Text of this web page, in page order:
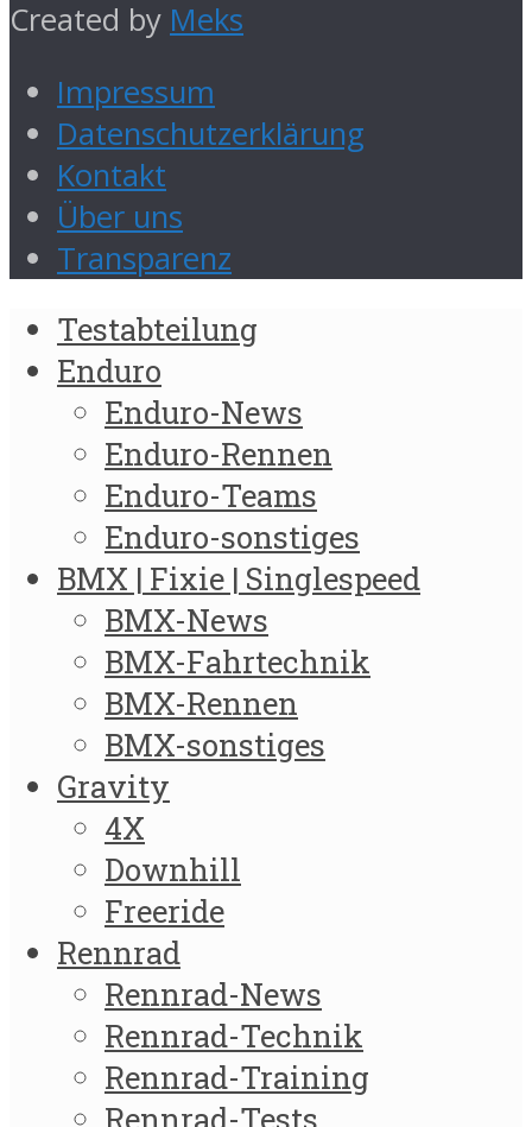
Created by Meks
Impressum
Datenschutzerklärung
Kontakt
Über uns
Transparenz
Testabteilung
Enduro
Enduro-News
Enduro-Rennen
Enduro-Teams
Enduro-sonstiges
BMX | Fixie | Singlespeed
BMX-News
BMX-Fahrtechnik
BMX-Rennen
BMX-sonstiges
Gravity
4X
Downhill
Freeride
Rennrad
Rennrad-News
Rennrad-Technik
Rennrad-Training